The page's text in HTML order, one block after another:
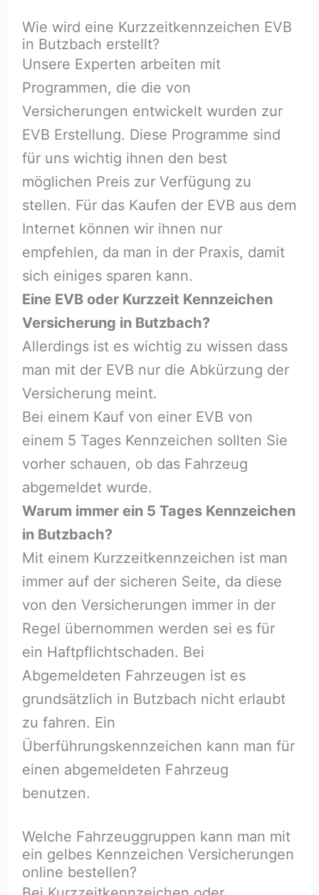
Wie wird eine Kurzzeitkennzeichen EVB
in Butzbach erstellt?
Unsere Experten arbeiten mit
Programmen, die die von
Versicherungen entwickelt wurden zur
EVB Erstellung. Diese Programme sind
für uns wichtig ihnen den best
möglichen Preis zur Verfügung zu
stellen. Für das Kaufen der EVB aus dem
Internet können wir ihnen nur
empfehlen, da man in der Praxis, damit
sich einiges sparen kann.
Eine EVB oder Kurzzeit Kennzeichen
Versicherung in Butzbach?
Allerdings ist es wichtig zu wissen dass
man mit der EVB nur die Abkürzung der
Versicherung meint.
Bei einem Kauf von einer EVB von
einem 5 Tages Kennzeichen sollten Sie
vorher schauen, ob das Fahrzeug
abgemeldet wurde.
Warum immer ein 5 Tages Kennzeichen
in Butzbach?
Mit einem Kurzzeitkennzeichen ist man
immer auf der sicheren Seite, da diese
von den Versicherungen immer in der
Regel übernommen werden sei es für
ein Haftpflichtschaden. Bei
Abgemeldeten Fahrzeugen ist es
grundsätzlich in Butzbach nicht erlaubt
zu fahren. Ein
Überführungskennzeichen kann man für
einen abgemeldeten Fahrzeug
benutzen.
Welche Fahrzeuggruppen kann man mit
ein gelbes Kennzeichen Versicherungen
online bestellen?